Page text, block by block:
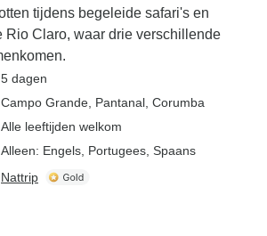
tijdens begeleide safari's en
Rio Claro, waar drie verschillende
5 dagen
Campo Grande , Pantanal , Corumba
Alle leeftijden welkom
Alleen: Engels, Portugees, Spaans
Nattrip